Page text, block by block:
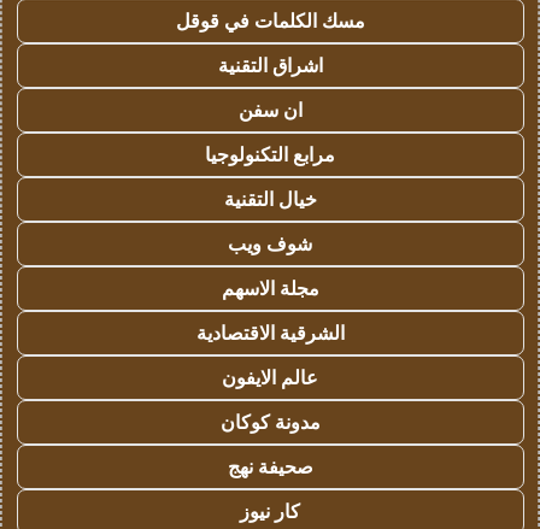
مسك الكلمات في قوقل
اشراق التقنية
ان سفن
مرابع التكنولوجيا
خيال التقنية
شوف ويب
مجلة الاسهم
الشرقية الاقتصادية
عالم الايفون
مدونة كوكان
صحيفة نهج
كار نيوز